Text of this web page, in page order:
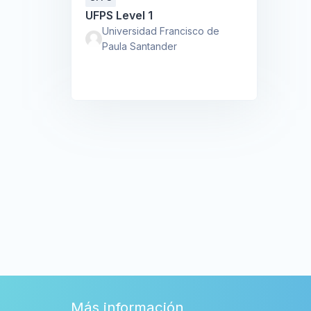
UFPS Level 1
Universidad Francisco de
Paula Santander
Más información